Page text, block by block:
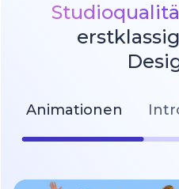
Animationen